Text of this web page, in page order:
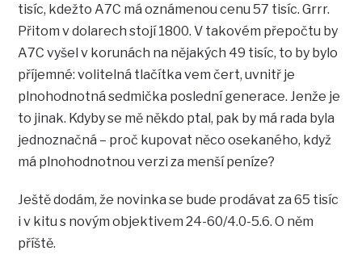
tisíc, kdežto A7C má oznámenou cenu 57 tisíc. Grrr.
Přitom v dolarech stojí 1800. V takovém přepočtu by
A7C vyšel v korunách na nějakých 49 tisíc, to by bylo
příjemné: volitelná tlačítka vem čert, uvnitř je
plnohodnotná sedmička poslední generace. Jenže je
to jinak. Kdyby se mě někdo ptal, pak by má rada byla
jednoznačná – proč kupovat něco osekaného, když
má plnohodnotnou verzi za menší peníze?
Ještě dodám, že novinka se bude prodávat za 65 tisíc
i v kitu s novým objektivem 24-60/4.0-5.6. O něm
příště.